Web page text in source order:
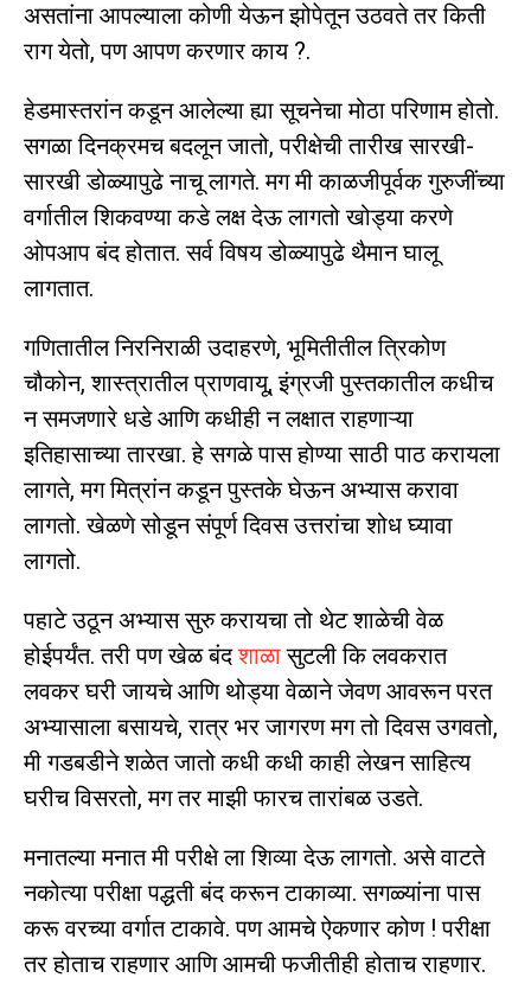
असतांना आपल्याला कोणी येऊन झोपेतून उठवते तर किती
राग येतो, पण आपण करणार काय ?.
हेडमास्तरांन कडून आलेल्या ह्या सूचनेचा मोठा परिणाम होतो.
सगळा दिनक्रमच बदलून जातो, परीक्षेची तारीख सारखी-
सारखी डोळ्यापुढे नाचू लागते. मग मी काळजीपूर्वक गुरुजींच्या
वर्गातील शिकवण्या कडे लक्ष देऊ लागतो खोड्या करणे
ओपआप बंद होतात. सर्व विषय डोळ्यापुढे थैमान घालू
लागतात.
गणितातील निरनिराळी उदाहरणे, भूमितीतील त्रिकोण
चौकोन, शास्त्रातील प्राणवायू, इंग्रजी पुस्तकातील कधीच
न समजणारे धडे आणि कधीही न लक्षात राहणाऱ्या
इतिहासाच्या तारखा. हे सगळे पास होण्या साठी पाठ करायला
लागते, मग मित्रांन कडून पुस्तके घेऊन अभ्यास करावा
लागतो. खेळणे सोडून संपूर्ण दिवस उत्तरांचा शोध घ्यावा
लागतो.
पहाटे उठून अभ्यास सुरु करायचा तो थेट शाळेची वेळ
होईपर्यंत. तरी पण खेळ बंदशाळासुटली कि लवकरात
लवकर घरी जायचे आणि थोड्या वेळाने जेवण आवरून परत
अभ्यासाला बसायचे, रात्र भर जागरण मग तो दिवस उगवतो,
मी गडबडीने शळेत जातो कधी कधी काही लेखन साहित्य
घरीच विसरतो, मग तर माझी फारच तारांबळ उडते.
मनातल्या मनात मी परीक्षे ला शिव्या देऊ लागतो. असे वाटते
नकोत्या परीक्षा पद्धती बंद करून टाकाव्या. सगळ्यांना पास
करू वरच्या वर्गात टाकावे. पण आमचे ऐकणार कोण ! परीक्षा
तर होताच राहणार आणि आमची फजीतीही होताच राहणार.